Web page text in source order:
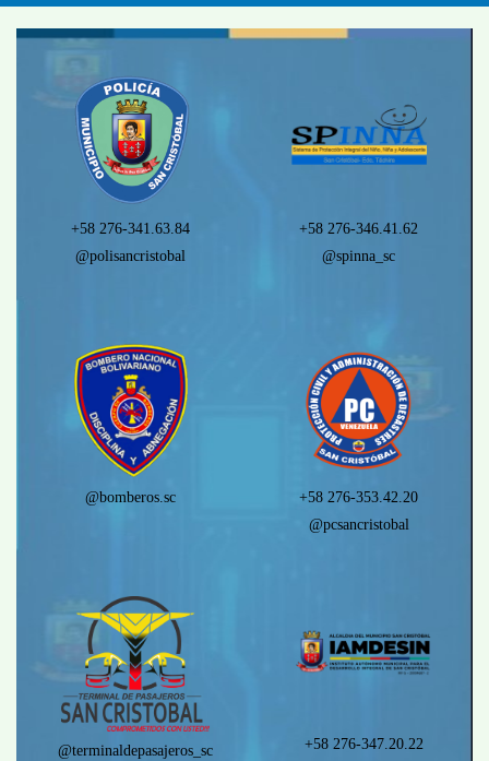
+58 276-341.63.84
@polisancristobal
+58 276-346.41.62
@spinna_sc
@bomberos.sc
+58 276-353.42.20
@pcsancristobal
@terminaldepasajeros_sc
+58 276-347.20.22